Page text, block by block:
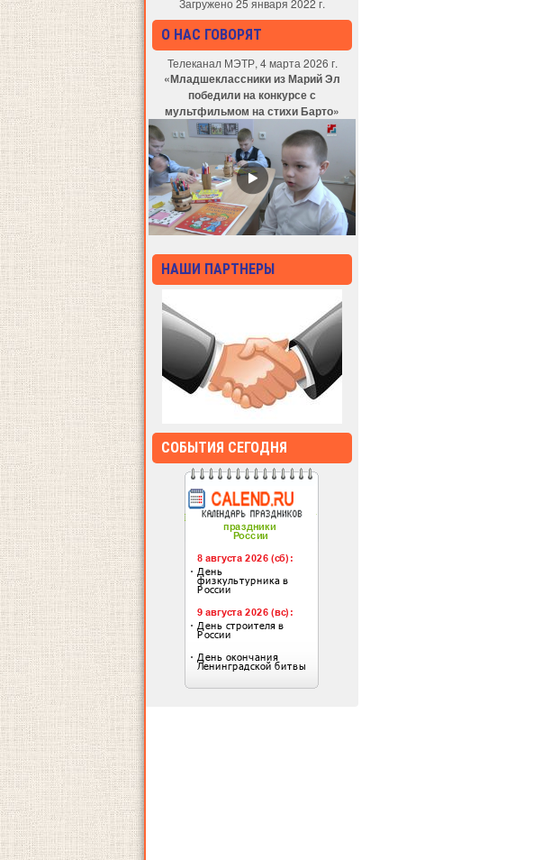
Загружено 25 января 2022 г.
О НАС ГОВОРЯТ
Телеканал МЭТР, 4 марта 2026 г.
«Младшеклассники из Марий Эл
победили на конкурсе с
мультфильмом на стихи Барто»
НАШИ ПАРТНЕРЫ
СОБЫТИЯ СЕГОДНЯ